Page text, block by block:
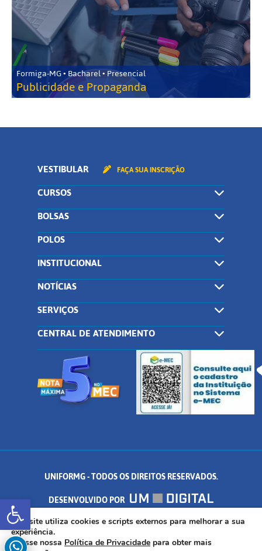
Abrir a barra de ferramentas
Formiga-MG • Bacharel • Presencial
Publicidade e Propaganda
VESTIBULAR FAÇA SUA INSCRIÇÃO
CURSOS
BOLSAS
POLOS
INSTITUCIONAL
NOTÍCIAS
SERVIÇOS
CENTRAL DE ATENDIMENTO
UNIFORMG - TODOS OS DIREITOS RESERVADOS.
DESENVOLVIDO POR
AV. DR. ARNALDO DE SENNA, 328 - PALMEIRAS, FORMIGA/MG - CEP:
35.574.530
Este site utiliza cookies e scripts externos para melhorar a sua
experiência.
Acesse nossa Política de Privacidade para obter mais